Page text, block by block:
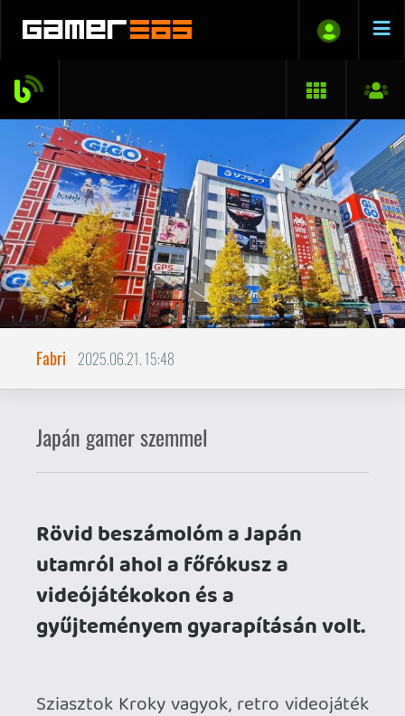
Fabri 2025.06.21. 15:48
Japán gamer szemmel
utamról ahol a főfókusz a
videójátékokon és a
gyűjteményem gyarapításán volt.
Sziasztok Kroky vagyok, retro videojáték
gyűjtő. A 2025-ös Budapest Comic Con-
on volt lehetőségem a Japán utamról
mesélni, leginkább a videójátékokhoz
köthető élményeimről. Aki lemaradt
annak most itt a lehetőség sőt a színpadi